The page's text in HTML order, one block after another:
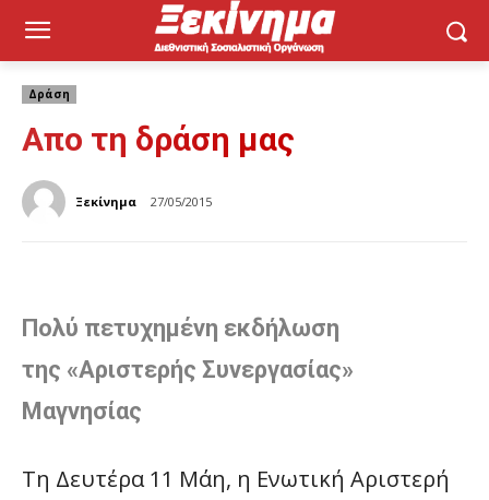
Δράση
Απο τη δράση μας
Ξεκίνημα 27/05/2015
Πολύ πετυχημένη εκδήλωση
της «Αριστερής Συνεργασίας»
Μαγνησίας
Τη Δευτέρα 11 Μάη, η Ενωτική Αριστερή